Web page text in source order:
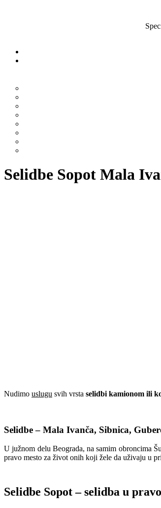
Selidbe Sopot Mala
Nudimo uslugu svih vrsta selidbi kamionom ili
Selidbe – Mala Ivanča, Sibnica,
U južnom delu Beograda, na samim obroncima
pravo mesto za život onih koji žele da uživaju u
Selidbe Sopot – selidba u